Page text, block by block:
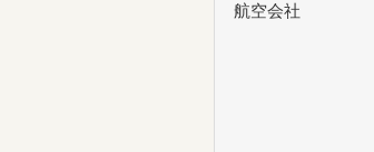
航空会社